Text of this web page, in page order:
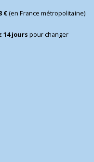
€(en France métropolitaine)
14 jours pour changer